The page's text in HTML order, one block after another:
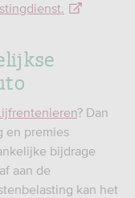
? Dan
en premies
bijdrage
aan de
kan het